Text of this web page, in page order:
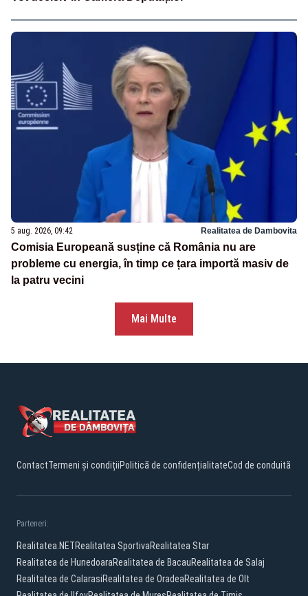
5 aug. 2026, 09:42 Realitatea de Dambovita
Comisia Europeană susține că România nu are
probleme cu energia, în timp ce țara importă masiv de
la patru vecini
Mai Multe
ContactTermeni și condițiiPolitică de confidențialitateCod de conduită
Parteneri:
Realitatea.NETRealitatea SportivaRealitatea Star
Realitatea de HunedoaraRealitatea de BacauRealitatea de Salaj
Realitatea de CalarasiRealitatea de OradeaRealitatea de Olt